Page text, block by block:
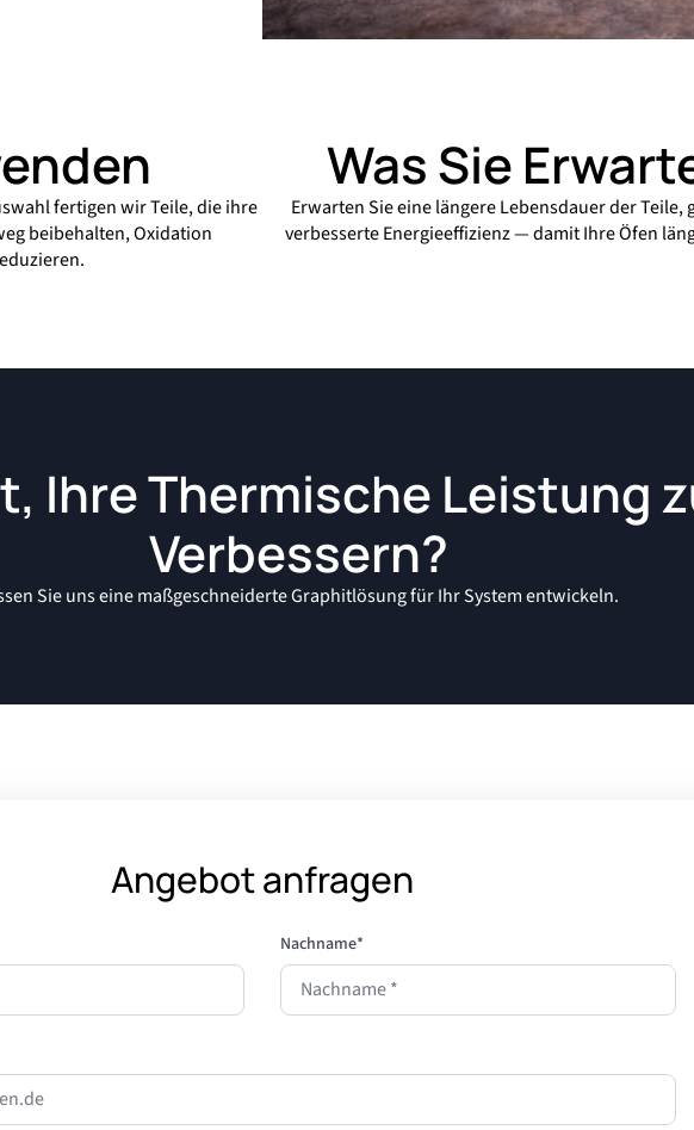
fertigen wir Teile, die ihre
beibehalten, Oxidation
Was Sie
Erwarten Sie eine längere Lebensdauer der
verbesserte Energieeffizienz — damit Ihre Öfen
Ihre Thermische Leistung
Verbessern?
Sie uns eine maßgeschneiderte Graphitlösung für Ihr System entwickeln.
Angebot anfragen
Nachname*